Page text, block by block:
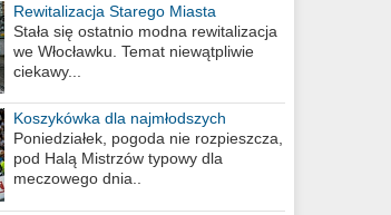
Rewitalizacja Starego Miasta
Stała się ostatnio modna rewitalizacja
we Włocławku. Temat niewątpliwie
ciekawy...
Koszykówka dla najmłodszych
Poniedziałek, pogoda nie rozpieszcza,
pod Halą Mistrzów typowy dla
meczowego dnia..